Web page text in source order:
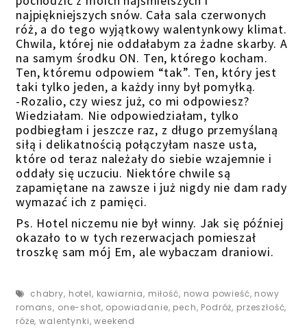
najpiękniejszych snów. Cała sala czerwonych
róż, a do tego wyjątkowy walentynkowy klimat.
Chwila, której nie oddałabym za żadne skarby. A
na samym środku ON. Ten, którego kocham.
Ten, któremu odpowiem “tak”. Ten, który jest
taki tylko jeden, a każdy inny był pomyłką.
-Rozalio, czy wiesz już, co mi odpowiesz?
Wiedziałam. Nie odpowiedziałam, tylko
podbiegłam i jeszcze raz, z długo przemyślaną
siłą i delikatnością połączyłam nasze usta,
które od teraz należały do siebie wzajemnie i
oddały się uczuciu. Niektóre chwile są
zapamiętane na zawsze i już nigdy nie dam rady
wymazać ich z pamięci.
Ps. Hotel niczemu nie był winny. Jak się później
okazało to w tych rezerwacjach pomieszał
troszkę sam mój Em, ale wybaczam draniowi.
chabry, hotel, kawiarnia, miłość, nowa powieść, nowy
romans, one-shot, opowiadanie, pech, Podróż, przeszłość,
róże,walentynki,weekend